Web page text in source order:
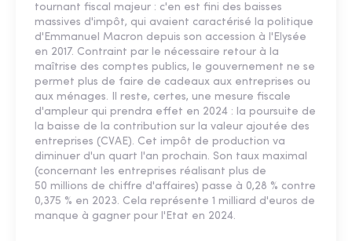
tournant fiscal majeur : c'en est fini des baisses
massives d'impôt, qui avaient caractérisé la politique
d'Emmanuel Macron depuis son accession à l'Elysée
en 2017. Contraint par le nécessaire retour à la
maîtrise des comptes publics, le gouvernement ne se
permet plus de faire de cadeaux aux entreprises ou
aux ménages. Il reste, certes, une mesure fiscale
d'ampleur qui prendra effet en 2024 : la poursuite de
la baisse de la contribution sur la valeur ajoutée des
entreprises (CVAE). Cet impôt de production va
diminuer d'un quart l'an prochain. Son taux maximal
(concernant les entreprises réalisant plus de
50 millions de chiffre d'affaires) passe à 0,28 % contre
0,375 % en 2023. Cela représente 1 milliard d'euros de
manque à gagner pour l'Etat en 2024.